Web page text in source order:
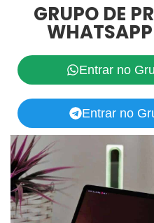
GRUPO DE
WHATSAPP
Entrar no
Entrar no